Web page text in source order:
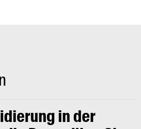
in der